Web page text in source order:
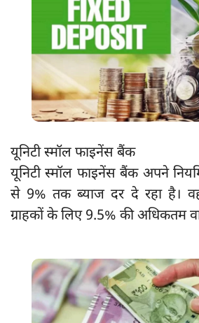
यूनिटी स्मॉल फाइनेंस बैंक
यूनिटी स्मॉल फाइनेंस बैंक अपने
से 9% तक ब्याज दर दे रहा है।
ग्राहकों के लिए 9.5% की अधिकतम